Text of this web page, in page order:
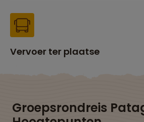
Vervoer ter plaatse
Groepsrondreis